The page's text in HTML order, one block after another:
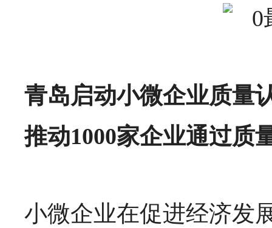
青岛启动小微企业质
推动1000家企业通过质
小微企业在促进经济发